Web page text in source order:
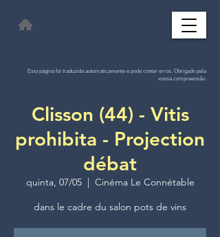
Esta página foi traduzida automaticamente e pode conter erros. Obrigado pela
vossa compreensão.
Clisson (44) - Vitis
prohibita - Projection
débat
quinta, 07/05
  |
Cinéma Le Connétable
dans le cadre du salon pots de vins